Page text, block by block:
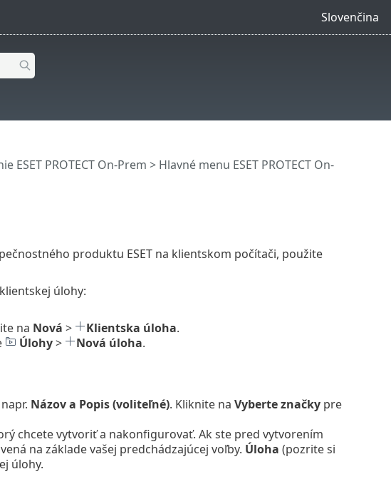
Slovenčina
ESET PROTECT On-Prem > Hlavné menu ESET PROTECT On-
produktu ESET na klientskom počítači, použite
úlohy:
na Nová > Klientska úloha.
Úlohy> Nová úloha.
Názov a Popis (voliteľné). Kliknite na Vyberte značkypre
chcete vytvoriť a nakonfigurovať. Ak ste pred vytvorením
na základe vašej predchádzajúcej voľby. Úloha (pozrite si
úlohy.